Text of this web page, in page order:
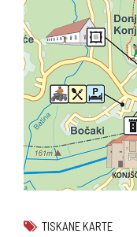
TISKANE KARTE